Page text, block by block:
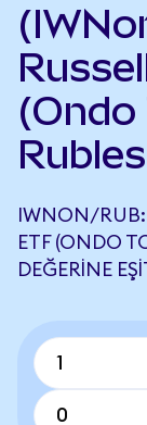
(Ondo
IWNON/RUB:
ETF (ONDO
DEĞERINE